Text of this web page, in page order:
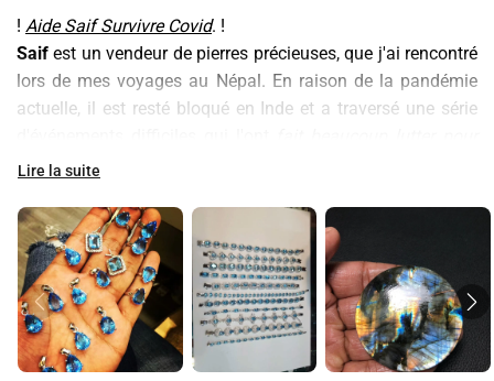
! Aide Saif Survivre Covid. !
Saif est un vendeur de pierres précieuses, que j'ai rencontré
lors de mes voyages au Népal. En raison de la pandémie
actuelle, il est resté bloqué en Inde et a traversé une série
survivre pendant cette pandémie.
La vente de ses "pierres précieuses", comme il les appelle
toujours, :) ne suffit pas à vivre. Je voulais donc le soutenir
avec cette petite collecte de fonds qui lui parviendra
directement.
Pour plus d'informations sur son parcours et sa situation,
Lire la suite